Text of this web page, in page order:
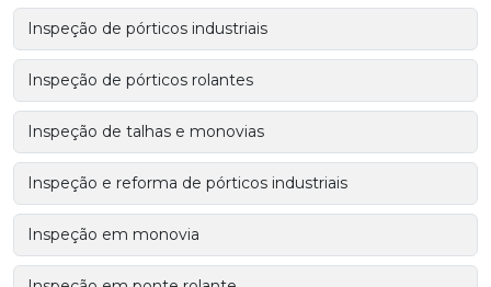
Inspeção de pórticos industriais
Inspeção de pórticos rolantes
Inspeção de talhas e monovias
Inspeção e reforma de pórticos industriais
Inspeção em monovia